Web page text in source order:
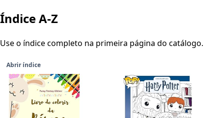
Índice A-Z
Use o índice completo na primeira página do catálogo.
Abrir índice